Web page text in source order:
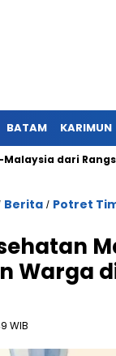
BATAM KARIMUN
Rangsang
Berita / Potret
Warga
WIB